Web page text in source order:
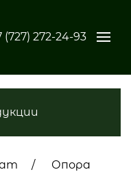
(727) 272-24-93
Опора